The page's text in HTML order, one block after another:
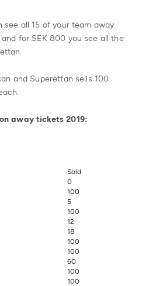
see all 15 of your team away
for SEK 800 you see all the
and Superettan sells 100
away tickets 2019:
Sold
0
100
5
100
12
18
100
100
60
100
100